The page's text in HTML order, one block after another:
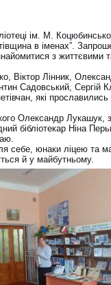
ім. М.
в іменах”.
з життєвими
Віктор Лінник,
Садовський, Сергій
які прославились
Олександр Лукашук,
бібліотекар Ніна
себе, юнаки ліцею та
й у майбутньому.